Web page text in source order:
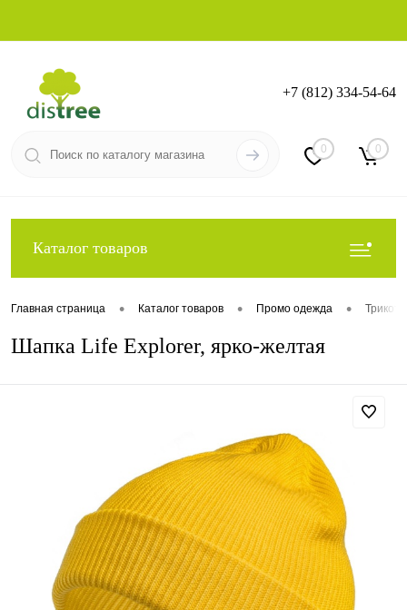
Вход Регистрация
+7 (812) 334-54-64
0 0
Каталог товаров
Главная страница • Каталог товаров • Промо одежда •
Шапка Life Explorer, ярко-желтая